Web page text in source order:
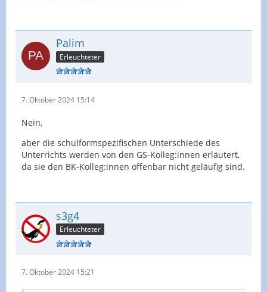
Palim
Erleuchteter
7. Oktober 2024 15:14
Nein,
aber die schulformspezifischen Unterschiede des
Unterrichts werden von den GS-Kolleg:innen erläutert,
da sie den BK-Kolleg:innen offenbar nicht geläufig sind.
s3g4
Erleuchteter
7. Oktober 2024 15:21